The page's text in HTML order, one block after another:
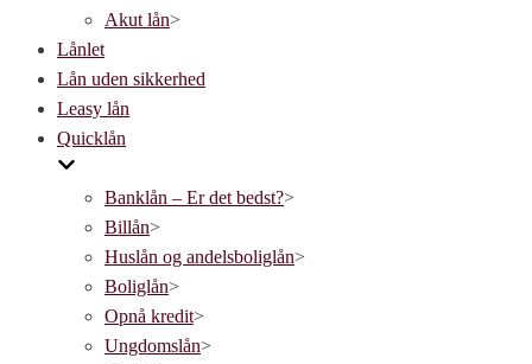
Akut lån>
Lånlet
Lån uden sikkerhed
Leasy lån
Quicklån
Banklån – Er det bedst?>
Billån>
Huslån og andelsboliglån>
Boliglån>
Opnå kredit>
Ungdomslån>